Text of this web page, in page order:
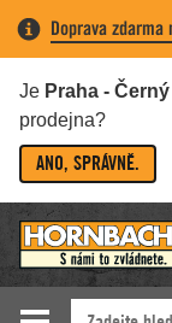
Doprava
Je Praha -
prodejna?
ANO, SPRÁVNĚ.